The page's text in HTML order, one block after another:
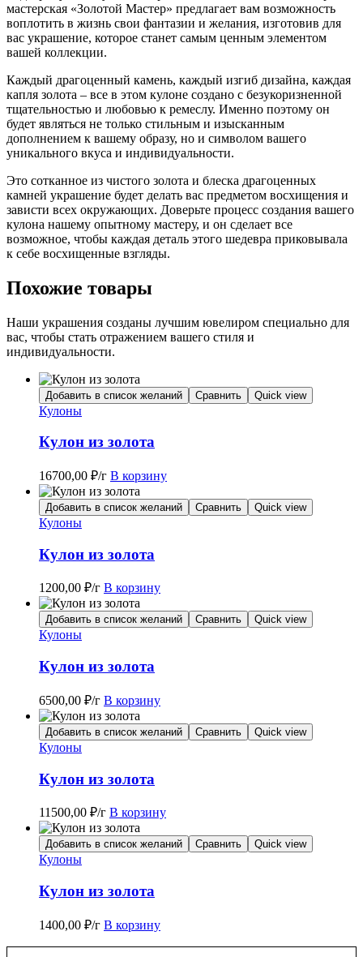
мастерская «Золотой Мастер» предлагает вам возможность
воплотить в жизнь свои фантазии и желания, изготовив для
вас украшение, которое станет самым ценным элементом
вашей коллекции.
Каждый драгоценный камень, каждый изгиб дизайна, каждая
капля золота – все в этом кулоне создано с безукоризненной
тщательностью и любовью к ремеслу. Именно поэтому он
будет являться не только стильным и изысканным
дополнением к вашему образу, но и символом вашего
уникального вкуса и индивидуальности.
Это сотканное из чистого золота и блеска драгоценных
камней украшение будет делать вас предметом восхищения и
зависти всех окружающих. Доверьте процесс создания вашего
кулона нашему опытному мастеру, и он сделает все
возможное, чтобы каждая деталь этого шедевра приковывала
к себе восхищенные взгляды.
Похожие товары
Наши украшения созданы лучшим ювелиром специально для
вас, чтобы стать отражением вашего стиля и
индивидуальности.
Добавить в список желаний Сравнить Quick view
Кулоны
Кулон из золота
16700,00 ₽/г В корзину
Добавить в список желаний Сравнить Quick view
Кулоны
Кулон из золота
1200,00 ₽/г В корзину
Добавить в список желаний Сравнить Quick view
Кулоны
Кулон из золота
6500,00 ₽/г В корзину
Добавить в список желаний Сравнить Quick view
Кулоны
Кулон из золота
11500,00 ₽/г В корзину
Добавить в список желаний Сравнить Quick view
Кулоны
Кулон из золота
1400,00 ₽/г В корзину